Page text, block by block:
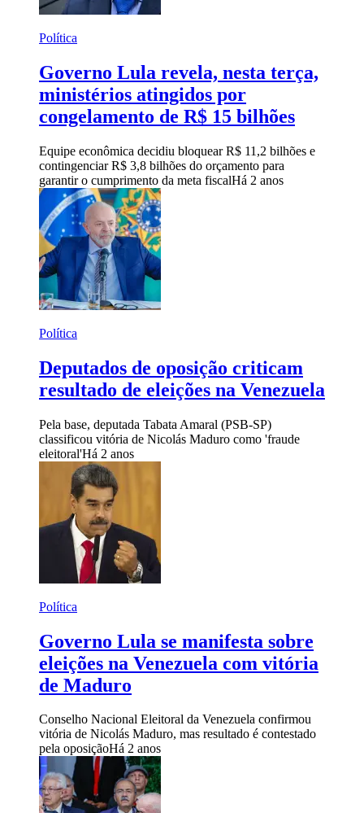
Política
Governo Lula revela, nesta terça,
ministérios atingidos por
congelamento de R$ 15 bilhões
Equipe econômica decidiu bloquear R$ 11,2 bilhões e
contingenciar R$ 3,8 bilhões do orçamento para
garantir o cumprimento da meta fiscalHá 2 anos
Política
Deputados de oposição criticam
resultado de eleições na Venezuela
Pela base, deputada Tabata Amaral (PSB-SP)
classificou vitória de Nicolás Maduro como 'fraude
eleitoral'Há 2 anos
Política
Governo Lula se manifesta sobre
eleições na Venezuela com vitória
de Maduro
Conselho Nacional Eleitoral da Venezuela confirmou
vitória de Nicolás Maduro, mas resultado é contestado
pela oposiçãoHá 2 anos